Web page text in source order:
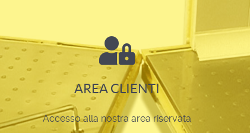
AREA CLIENTI
Accesso alla nostra area riservata